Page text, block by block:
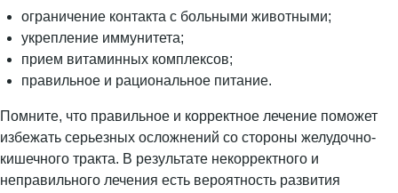
ограничение контакта с больными животными;
укрепление иммунитета;
прием витаминных комплексов;
правильное и рациональное питание.
Помните, что правильное и корректное лечение поможет
избежать серьезных осложнений со стороны желудочно-
кишечного тракта. В результате некорректного и
неправильного лечения есть вероятность развития